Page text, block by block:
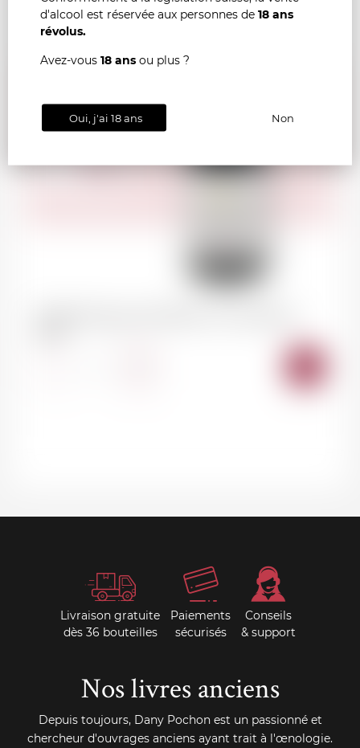
CHF 38.00
AU
Livraison gratuite
dès 36 bouteilles
Paiements
sécurisés
Conseils
& support
Nos livres anciens
Depuis toujours, Dany Pochon est un passionné et
chercheur d'ouvrages anciens ayant trait à l'œnologie.
d'alcool est réservée aux personnes de 18 ans
révolus.
Avez-vous 18 ans ou plus ?
Oui, j'ai 18 ans Non